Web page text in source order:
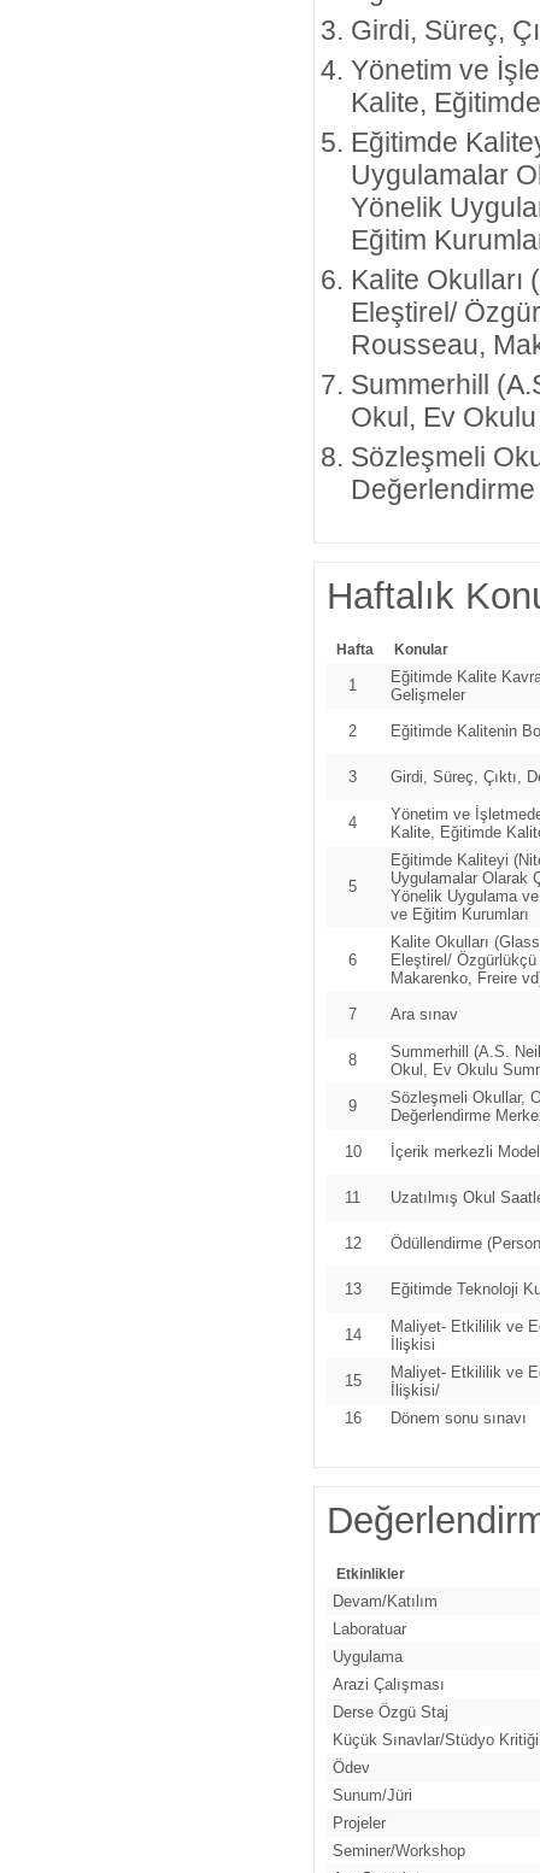
Girdi, Süreç,
Yönetim ve
Kalite,
Eğitimde
Uygulamalar
Yönelik
Eğitim
Kalite
Eleştirel/
Rousseau,
Summerhill
Okul, Ev
Sözleşmeli
Haftalık
Hafta Konular
1
Eğitimde Kalite
Gelişmeler
2
Eğitimde Kalitenin
3 Girdi, Süreç, Çıktı,
4
Yönetim ve
Kalite, Eğitimde
5
Eğitimde Kaliteyi
Uygulamalar Olarak
Yönelik Uygulama
ve Eğitim Kurumları
6
Kalite Okulları
Eleştirel/
Makarenko, Freire
7
Ara sınav
8
Summerhill (A.S.
Okul, Ev Okulu
9
Sözleşmeli Okullar,
Değerlendirme
10
İçerik merkezli
11 Uzatılmış Okul
12 Ödüllendirme
13 Eğitimde Teknoloji
14
Maliyet- Etkililik ve
İlişkisi
15
Maliyet- Etkililik ve
İlişkisi/
16
Dönem sonu sınavı
Etkinlikler
Devam/Katılım
Laboratuar
Uygulama
Arazi Çalışması
Derse Özgü Staj
Küçük Sınavlar/Stüdyo Kritiği
Ödev
Sunum/Jüri
Projeler
Seminer/Workshop